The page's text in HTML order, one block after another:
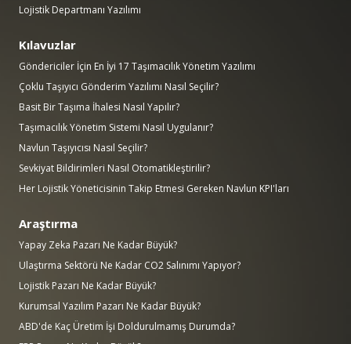
Lojistik Departmanı Yazılımı
Kılavuzlar
Göndericiler İçin En İyi 17 Taşımacılık Yönetim Yazılımı
Çoklu Taşıyıcı Gönderim Yazılımı Nasıl Seçilir?
Basit Bir Taşıma İhalesi Nasıl Yapılır?
Taşımacılık Yönetim Sistemi Nasıl Uygulanır?
Navlun Taşıyıcısı Nasıl Seçilir?
Sevkiyat Bildirimleri Nasıl Otomatikleştirilir?
Her Lojistik Yöneticisinin Takip Etmesi Gereken Navlun KPI'ları
Araştırma
Yapay Zeka Pazarı Ne Kadar Büyük?
Ulaştırma Sektörü Ne Kadar CO2 Salınımı Yapıyor?
Lojistik Pazarı Ne Kadar Büyük?
Kurumsal Yazılım Pazarı Ne Kadar Büyük?
ABD'de Kaç Üretim İşi Doldurulmamış Durumda?